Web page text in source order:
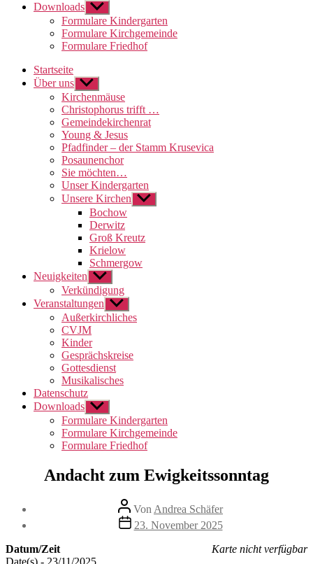
Downloads Untermenü
anzeigen
Formulare Kindergarten
Formulare Kirchgemeinde
Formulare Friedhof
Startseite
Über uns Untermenü
anzeigen
Kirchenmäuse
Christophorus trifft …
Gemeindekirchenrat
Young & Jesus
Pfadfinder – der Stamm Krusevica
Posaunenchor
Sie möchten…
Unser Kindergarten
Unsere Kirchen Untermenü
anzeigen
Bochow
Derwitz
Groß Kreutz
Krielow
Schmergow
Neuigkeiten Untermenü
anzeigen
Verkündigung
Veranstaltungen Untermenü
anzeigen
Außerkirchliches
CVJM
Kinder
Gesprächskreise
Gottesdienst
Musikalisches
Datenschutz
Downloads Untermenü
anzeigen
Formulare Kindergarten
Formulare Kirchgemeinde
Formulare Friedhof
Andacht zum Ewigkeitssonntag
Beitragsautor
Von Andrea Schäfer
Beitragsdatum
23. November 2025
Karte nicht verfügbar
Datum/Zeit
Date(s) - 23/11/2025